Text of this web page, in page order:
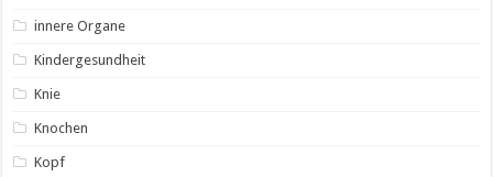
innere Organe
Kindergesundheit
Knie
Knochen
Kopf